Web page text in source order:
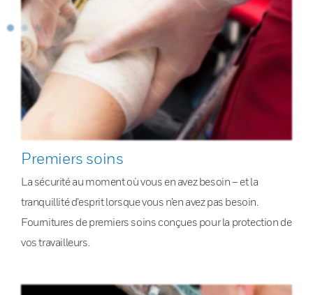
Premiers soins
La sécurité au moment où vous en avez besoin – et la
tranquillité d’esprit lorsque vous n’en avez pas besoin.
Fournitures de premiers soins conçues pour la protection de
vos travailleurs.